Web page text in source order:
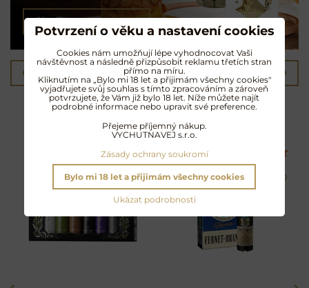
Předchozí produkt Následující produkt
Další oblíbené produkty
Potvrzení o věku a nastavení cookies
Cookies nám umožňují lépe vyhodnocovat Vaši
návštěvnost a následně přizpůsobit reklamu třetích stran
přímo na míru.
Kliknutím na „Bylo mi 18 let a přijimám všechny cookies"
vyjadřujete svůj souhlas s tímto zpracováním a zároveň
potvrzujete, že Vám již bylo 18 let. Níže můžete najít
podrobné informace nebo upravit své preference.
Přejeme příjemný nákup.
VYCHUTNAVEJ s.r.o.
Zásady ochrany soukromí
Ukázat podrobnosti
Bylo mi 18 let a přijimám všechny cookies